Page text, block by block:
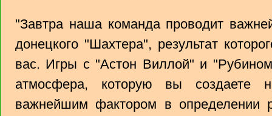
"Завтра наша команда проводит
донецкого "Шахтера", результат
вас. Игры с "Астон Виллой" и
атмосфера, которую вы создаете
важнейшим фактором в определении